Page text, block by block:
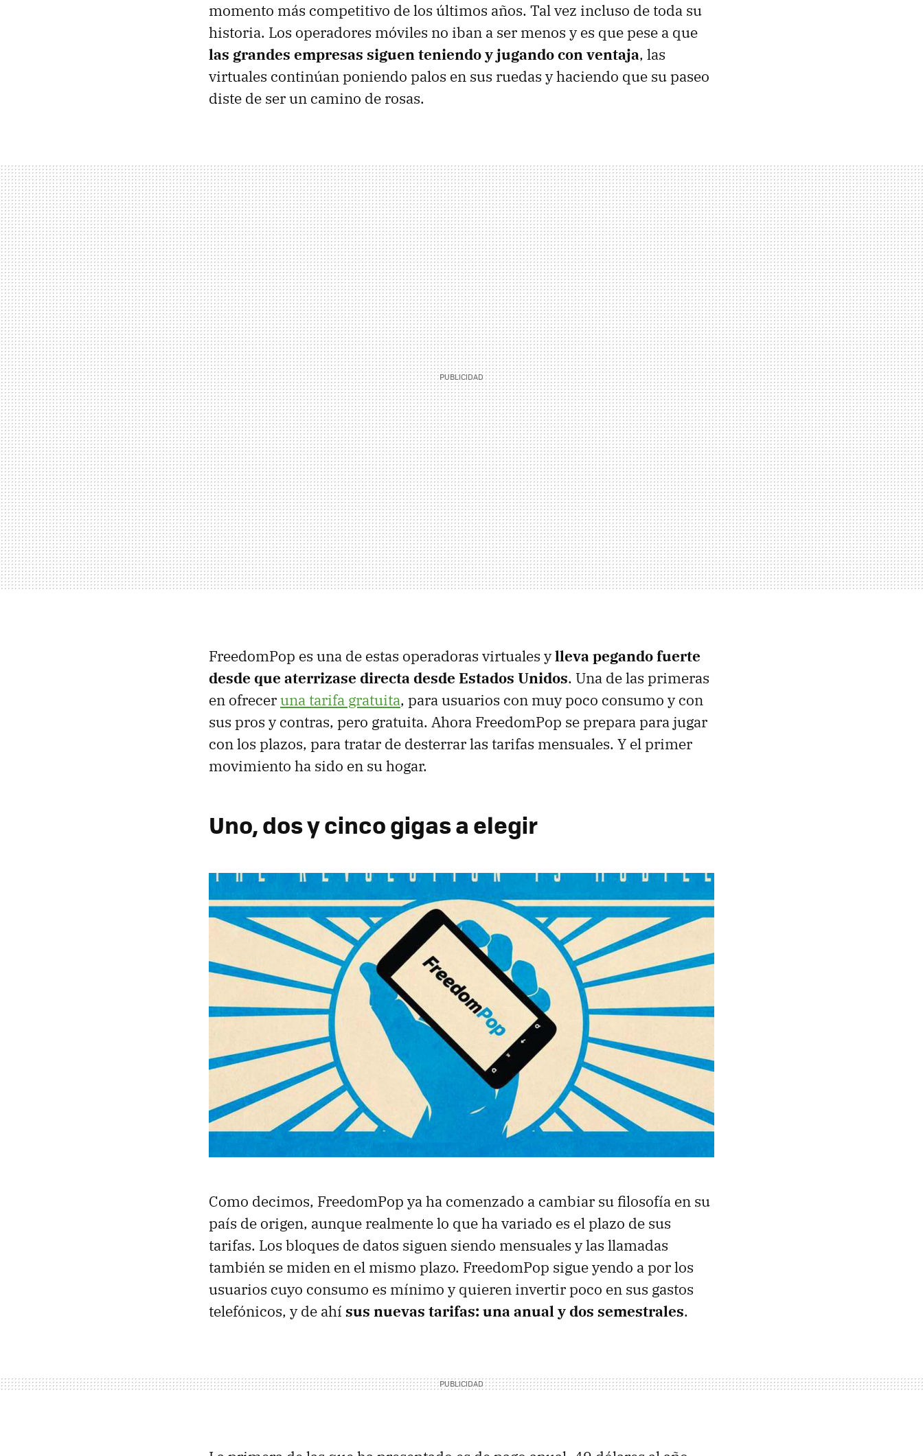
momento más competitivo de los últimos años. Tal vez incluso de toda su
historia. Los operadores móviles no iban a ser menos y es que pese a que
las grandes empresas siguen teniendo y jugando con ventaja, las
virtuales continúan poniendo palos en sus ruedas y haciendo que su paseo
diste de ser un camino de rosas.
FreedomPop es una de estas operadoras virtuales ylleva pegando fuerte
desde que aterrizase directa desde Estados Unidos. Una de las primeras
en ofreceruna tarifa gratuita, para usuarios con muy poco consumo y con
sus pros y contras, pero gratuita. Ahora FreedomPop se prepara para jugar
con los plazos, para tratar de desterrar las tarifas mensuales. Y el primer
movimiento ha sido en su hogar.
Uno, dos y cinco gigas a elegir
Como decimos, FreedomPop ya ha comenzado a cambiar su filosofía en su
país de origen, aunque realmente lo que ha variado es el plazo de sus
tarifas. Los bloques de datos siguen siendo mensuales y las llamadas
también se miden en el mismo plazo. FreedomPop sigue yendo a por los
usuarios cuyo consumo es mínimo y quieren invertir poco en sus gastos
telefónicos, y de ahí sus nuevas tarifas: una anual y dos semestrales.